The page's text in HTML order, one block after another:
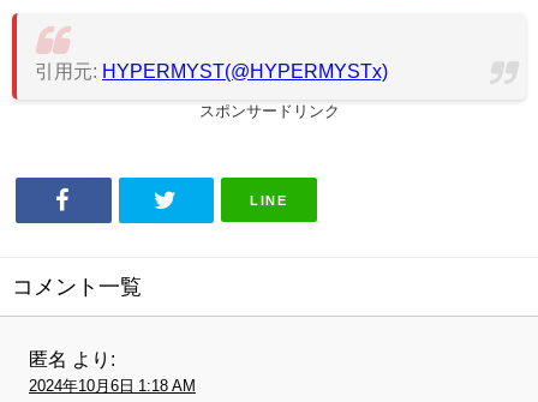
引用元: HYPERMYST(@HYPERMYSTx)
スポンサードリンク
LINE
コメント一覧
匿名 より:
2024年10月6日 1:18 AM